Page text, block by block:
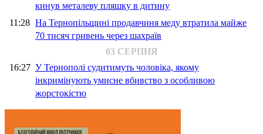
кинув металеву пляшку в дитину
11:28 На Тернопільщині продавчиня меду втратила майже
70 тисяч гривень через шахраїв
03 СЕРПНЯ
16:27 У Тернополі судитимуть чоловіка, якому
інкримінують умисне вбивство з особливою
жорстокістю